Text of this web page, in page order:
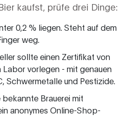
kaufst, prüfe drei Dinge:
0,2 % liegen. Steht auf dem
weg.
sollte einen Zertifikat von
vorlegen - mit genauen
Schwermetalle und Pestizide.
bekannte Brauerei mit
anonymes Online-Shop-